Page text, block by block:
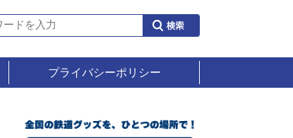
プライバシーポリシー